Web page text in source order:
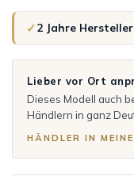
✓2 Jahre
Lieber vor Ort
Dieses Modell auch
Händlern in ganz
HÄNDLER IN